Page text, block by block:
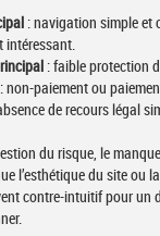
: navigation simple et
intéressant.
: faible protection
non-paiement ou
de recours légal
du risque, le
l’esthétique du site ou
contre-intuitif pour un